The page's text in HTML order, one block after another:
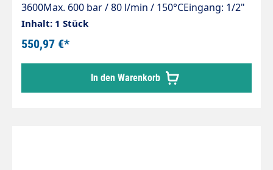
3600Max. 600 bar / 80 l/min / 150°CEingang: 1/2"
IG drehbarStrahlrohr mit HandgriffLänge Rohr:
500 mmAusgang: 1/4" IG-NPTHochdruckdüse:
ohneMaterial: Edelstahl
Inhalt: 1 Stück
550,97 €*
In den Warenkorb